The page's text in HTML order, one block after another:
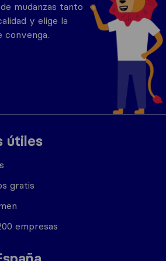
útiles
gratis
empresas
mudanzas tanto
y elige la
convenga.